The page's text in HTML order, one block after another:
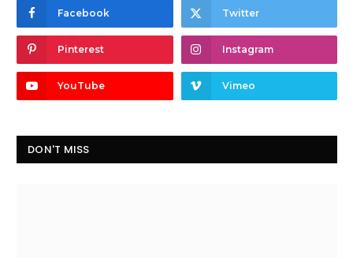
Facebook Twitter
Pinterest Instagram
YouTube Vimeo
DON'T MISS